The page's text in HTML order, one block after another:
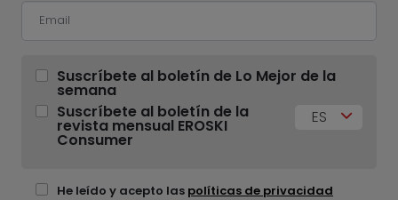
Suscríbete al boletín de Lo Mejor de la
semana
Suscríbete al boletín de la
revista mensual EROSKI
Consumer
ES
He leído y acepto las políticas de privacidad